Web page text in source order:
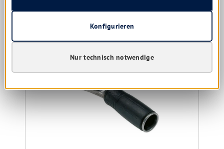
Kunden haben sich ebenfalls angesehen
Nur technisch notwendige
Konfigurieren